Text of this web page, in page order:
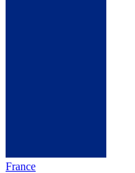
France